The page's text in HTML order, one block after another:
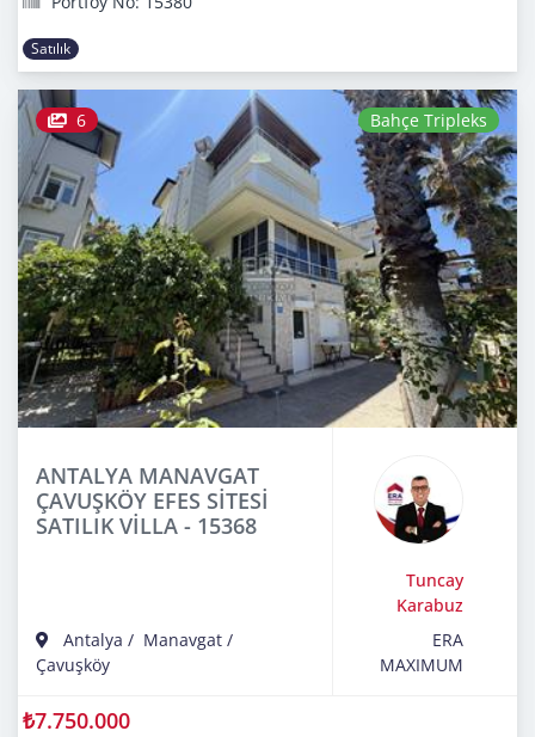
Satılık
6 Bahçe Tripleks
ANTALYA MANAVGAT
ÇAVUŞKÖY EFES SİTESİ
SATILIK VİLLA - 15368
Antalya / Manavgat /
Çavuşköy
Tuncay
Karabuz
ERA
MAXIMUM
₺7.750.000